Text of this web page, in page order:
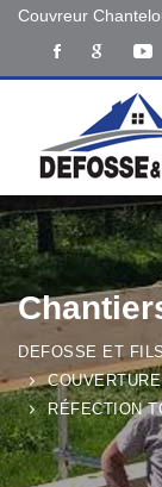
Couvreur
DEFOSSE ET
COUVERTURE
RÉFECTION